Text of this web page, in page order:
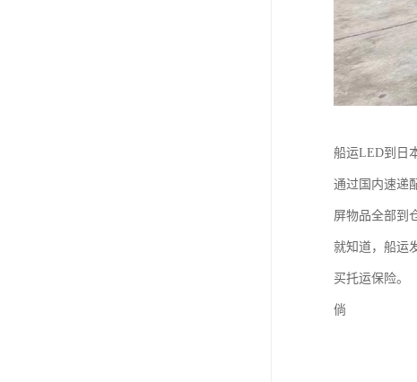
船运LED到日
通过国内速递
屏物品全部到
就知道，船运
买托运保险。
倘